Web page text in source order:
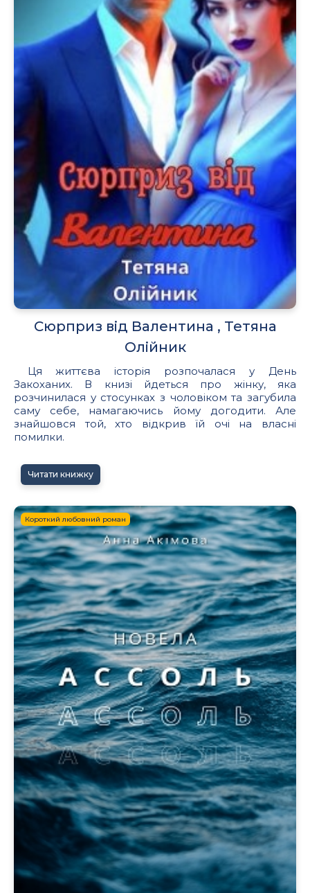
Сюрприз вiд Валентина , Тетяна
Олiйник
Ця життєва історія розпочалася у День
Закоханих. В книзі йдеться про жінку, яка
розчинилася у стосунках з чоловіком та загубила
саму себе, намагаючись йому догодити. Але
знайшовся той, хто відкрив їй очі на власні
помилки.
Читати книжку
Короткий любовний роман